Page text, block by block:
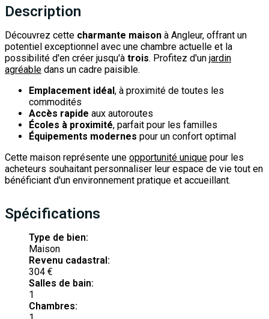
Description
Découvrez cette charmante maison à Angleur, offrant un
potentiel exceptionnel avec une chambre actuelle et la
possibilité d'en créer jusqu'à trois. Profitez d'un jardin
agréable dans un cadre paisible.
Emplacement idéal, à proximité de toutes les
commodités
Accès rapide aux autoroutes
Écoles à proximité, parfait pour les familles
Équipements modernes pour un confort optimal
Cette maison représente une opportunité unique pour les
acheteurs souhaitant personnaliser leur espace de vie tout en
bénéficiant d'un environnement pratique et accueillant.
Spécifications
Type de bien:
Maison
Revenu cadastral:
304 €
Salles de bain:
1
Chambres: